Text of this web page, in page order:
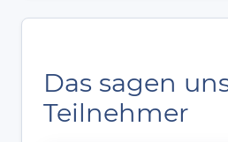
Das sagen
Teilnehmer